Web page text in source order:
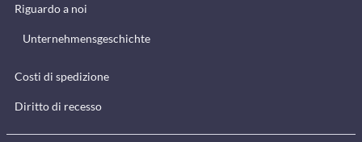
Riguardo a noi
Unternehmensgeschichte
Costi di spedizione
Diritto di recesso